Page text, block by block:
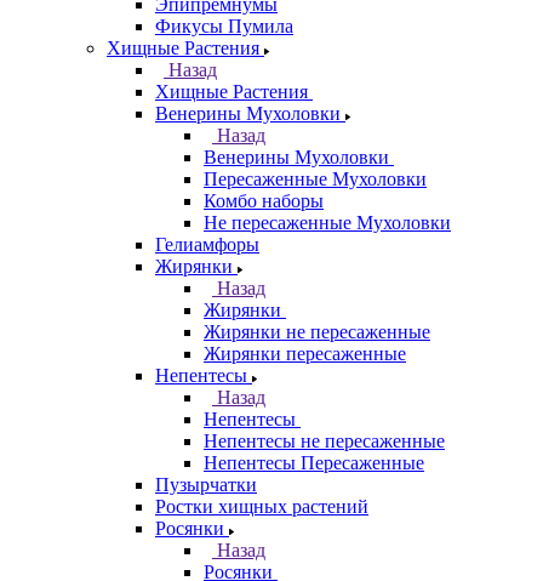
Эпипремнумы
Фикусы Пумила
Хищные Растения
Назад
Хищные Растения
Венерины Мухоловки
Назад
Венерины Мухоловки
Пересаженные Мухоловки
Комбо наборы
Не пересаженные Мухоловки
Гелиамфоры
Жирянки
Назад
Жирянки
Жирянки не пересаженные
Жирянки пересаженные
Непентесы
Назад
Непентесы
Непентесы не пересаженные
Непентесы Пересаженные
Пузырчатки
Ростки хищных растений
Росянки
Назад
Росянки